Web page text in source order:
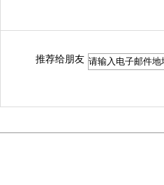
推荐给朋友